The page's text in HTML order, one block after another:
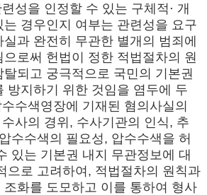
성을 인정할 수 있는 구체적⋅ 개
는 경우인지 여부는 관련성을 요구
과 완전히 무관한 별개의 범죄에
로써 헌법이 정한 적법절차의 원
되고 궁극적으로 국민의 기본권
방지하기 위한 것임을 염두에 두
수색영장에 기재된 혐의사실의
사의 경위, 수사기관의 인식, 추
수수색의 필요성, 압수수색을 허
있는 기본권 내지 무관정보에 대
으로 고려하여, 적법절차의 원칙과
화를 도모하고 이를 통하여 형사